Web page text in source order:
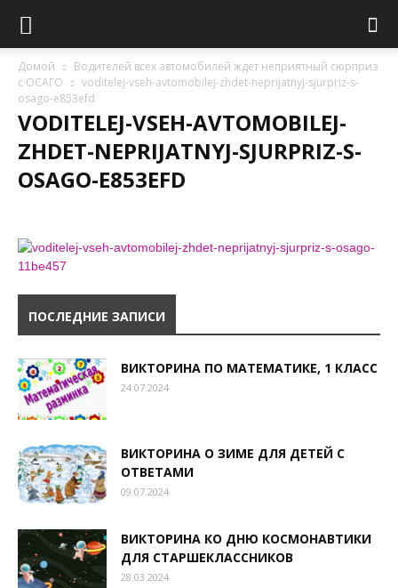
Домой
Водителей всех автомобилей ждет неприятный сюрприз
с ОСАГО
voditelej-vseh-avtomobilej-zhdet-neprijatnyj-sjurpriz-s-
osago-e853efd
VODITELEJ-VSEH-AVTOMOBILEJ-
ZHDET-NEPRIJATNYJ-SJURPRIZ-S-
OSAGO-E853EFD
ПОСЛЕДНИЕ ЗАПИСИ
ВИКТОРИНА ПО МАТЕМАТИКЕ, 1 КЛАСС
24.07.2024
ВИКТОРИНА О ЗИМЕ ДЛЯ ДЕТЕЙ С
ОТВЕТАМИ
09.07.2024
ВИКТОРИНА КО ДНЮ КОСМОНАВТИКИ
ДЛЯ СТАРШЕКЛАССНИКОВ
28.03.2024